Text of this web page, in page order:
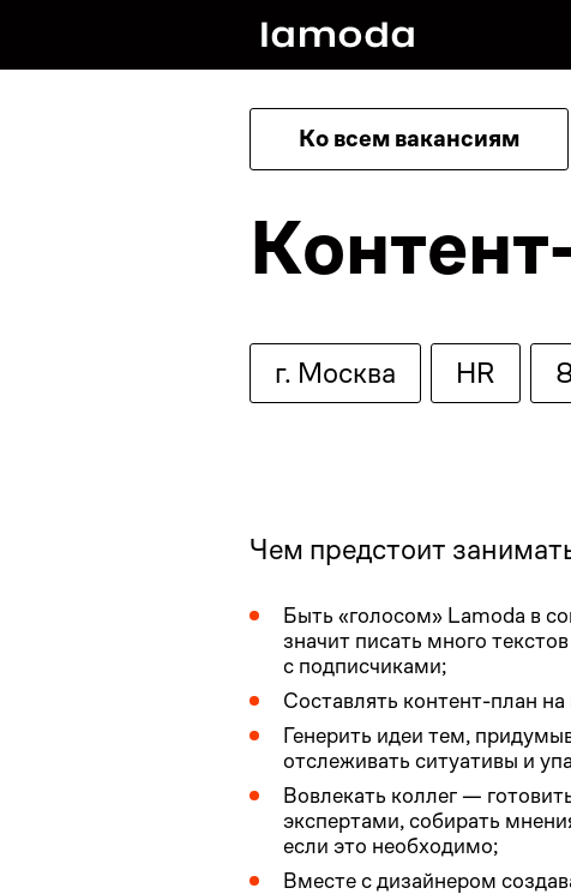
Ко всем вакансиям
г. Москва HR
Чем предстоит
Быть «голосом» Lamoda в
значит писать много
с подписчиками;
Составлять контент-план
Генерить идеи тем,
отслеживать ситуативы и
Вовлекать коллег —
экспертами, собирать
если это необходимо;
Вместе с дизайнером